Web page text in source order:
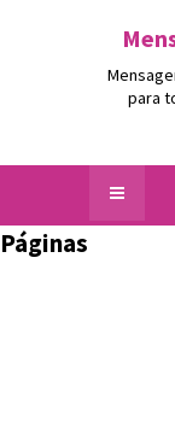
para
Páginas